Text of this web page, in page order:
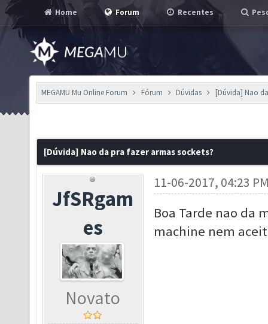
Home Forum Recentes
MEGAMU Mu Online Forum Fórum Dúvidas [Dúvida] Nao
[Dúvida] Nao da pra fazer armas sockets?
JfSRgam
es
Novato
11-06-2017, 04:23
Boa Tarde nao da
machine nem